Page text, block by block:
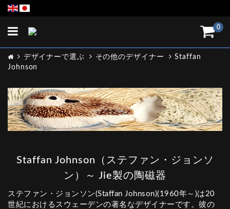
0
Toggle
デザイナーで選ぶ その他のデザイナー
Staffan
Johnson
Staffan Johnson（ステファン・ジョンソ
ン）～ Jie製の陶磁器
ステファン・ジョンソン(Staffan Johnson)(1960年～)は20
世紀におけるスウェーデンの著名なデザイナーです。彼の